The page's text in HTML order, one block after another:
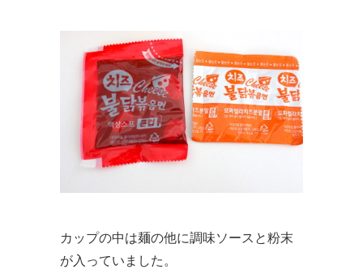
カップの中は麺の他に調味ソースと粉末
が入っていました。